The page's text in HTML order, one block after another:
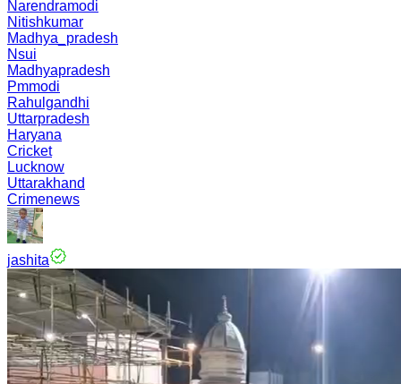
Narendramodi
Nitishkumar
Madhya_pradesh
Nsui
Madhyapradesh
Pmmodi
Rahulgandhi
Uttarpradesh
Haryana
Cricket
Lucknow
Uttarakhand
Crimenews
jashita